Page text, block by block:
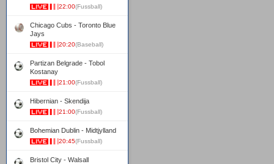
22:00(Fussball)
Chicago Cubs - Toronto Blue
Jays
20:20(Baseball)
Partizan Belgrade - Tobol
Kostanay
21:00(Fussball)
Hibernian - Skendija
21:00(Fussball)
Bohemian Dublin - Midtjylland
20:45(Fussball)
Bristol City - Walsall